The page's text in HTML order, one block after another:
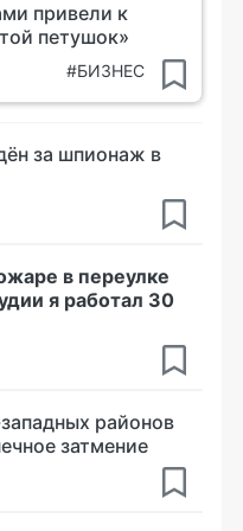
привели к
петушок»
#БИЗНЕС
за шпионаж в
в переулке
я работал 30
районов
затмение